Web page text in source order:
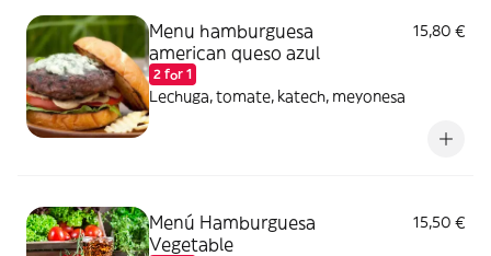
Menu hamburguesa
american queso azul
2 for 1
15,80 €
Lechuga, tomate, katech, meyonesa
Menú Hamburguesa
Vegetable
15,50 €